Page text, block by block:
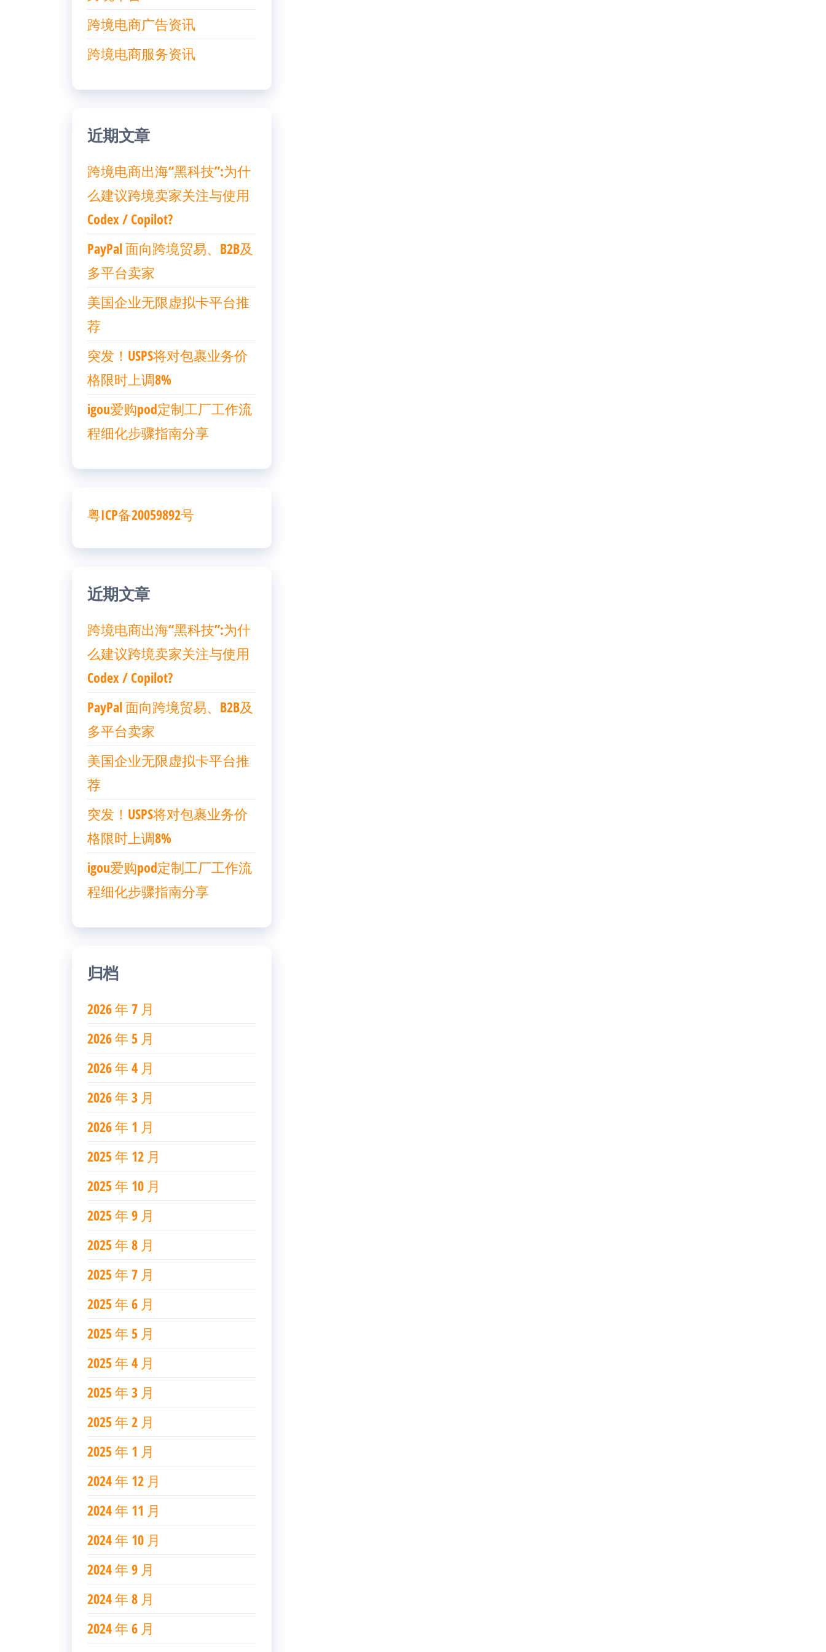
跨境电商广告资讯
跨境电商服务资讯
近期文章
跨境电商出海“黑科技”:为什
么建议跨境卖家关注与使用
Codex / Copilot?
PayPal 面向跨境贸易、B2B及
多平台卖家
美国企业无限虚拟卡平台推
荐
突发！USPS将对包裹业务价
格限时上调8%
igou爱购pod定制工厂工作流
程细化步骤指南分享
粤ICP备20059892号
近期文章
跨境电商出海“黑科技”:为什
么建议跨境卖家关注与使用
Codex / Copilot?
PayPal 面向跨境贸易、B2B及
多平台卖家
美国企业无限虚拟卡平台推
荐
突发！USPS将对包裹业务价
格限时上调8%
igou爱购pod定制工厂工作流
程细化步骤指南分享
归档
2026 年 7 月
2026 年 5 月
2026 年 4 月
2026 年 3 月
2026 年 1 月
2025 年 12 月
2025 年 10 月
2025 年 9 月
2025 年 8 月
2025 年 7 月
2025 年 6 月
2025 年 5 月
2025 年 4 月
2025 年 3 月
2025 年 2 月
2025 年 1 月
2024 年 12 月
2024 年 11 月
2024 年 10 月
2024 年 9 月
2024 年 8 月
2024 年 6 月